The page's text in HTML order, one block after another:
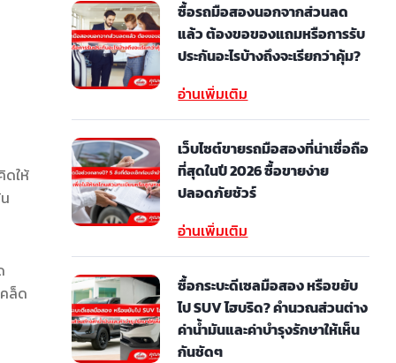
ดให้
ล็ด
ซื้อรถมือสองนอกจากส่วนลด
แล้ว ต้องขอของแถมหรือการรับ
ประกันอะไรบ้างถึงจะเรียกว่าคุ้ม?
อ่านเพิ่มเติม
เว็บไซต์ขายรถมือสองที่น่าเชื่อถือ
ที่สุดในปี 2026 ซื้อขายง่าย
ปลอดภัยชัวร์
อ่านเพิ่มเติม
ซื้อกระบะดีเซลมือสอง หรือขยับ
ไป SUV ไฮบริด? คำนวณส่วนต่าง
ค่าน้ำมันและค่าบำรุงรักษาให้เห็น
กันชัดๆ